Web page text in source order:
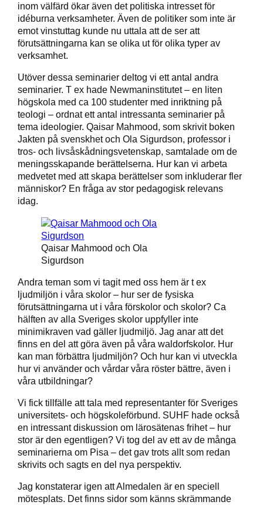
inom välfärd ökar även det politiska intresset för
idéburna verksamheter. Även de politiker som inte är
emot vinstuttag kunde nu uttala att de ser att
förutsättningarna kan se olika ut för olika typer av
verksamhet.
Utöver dessa seminarier deltog vi ett antal andra
seminarier. T ex hade Newmaninstitutet – en liten
högskola med ca 100 studenter med inriktning på
teologi – ordnat ett antal intressanta seminarier på
tema ideologier. Qaisar Mahmood, som skrivit boken
Jakten på svenskhet och Ola Sigurdson, professor i
tros- och livsåskådningsvetenskap, samtalade om de
meningsskapande berättelserna. Hur kan vi arbeta
medvetet med att skapa berättelser som inkluderar fler
människor? En fråga av stor pedagogisk relevans
idag.
Qaisar Mahmood och Ola
Sigurdson
Andra teman som vi tagit med oss hem är t ex
ljudmiljön i våra skolor – hur ser de fysiska
förutsättningarna ut i våra förskolor och skolor? Ca
hälften av alla Sveriges skolor uppfyller inte
minimikraven vad gäller ljudmiljö. Jag anar att det
finns en del att göra även på våra waldorfskolor. Hur
kan man förbättra ljudmiljön? Och hur kan vi utveckla
hur vi använder och vårdar våra röster bättre, även i
våra utbildningar?
Vi fick tillfälle att tala med representanter för Sveriges
universitets- och högskoleförbund. SUHF hade också
en intressant diskussion om lärosätenas frihet – hur
stor är den egentligen? Vi tog del av ett av de många
seminarierna om Pisa – det gav trots allt som redan
skrivits och sagts en del nya perspektiv.
Jag konstaterar igen att Almedalen är en speciell
mötesplats. Det finns sidor som känns skrämmande